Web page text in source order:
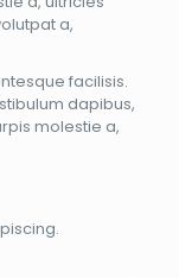
a,
facilisis.
dapibus,
molestie a,